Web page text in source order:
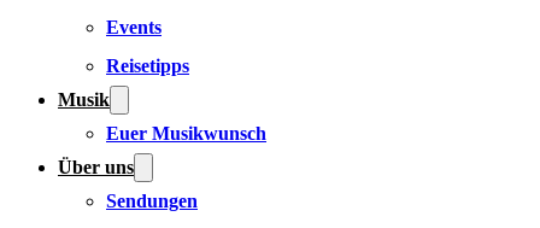
Events
Reisetipps
Musik
Euer Musikwunsch
Über uns
Sendungen